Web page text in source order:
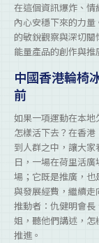
在這個資訊爆炸、
內心安穩下來的力
的敏銳觀察與深切
能量產品的創作與推
中國香港輪椅
前
如果一項運動在本
怎樣活下去？在香
到人群之中，讓大
日，一場在荷里活
場；它既是推廣，
與發展經費，繼續
推動者：仇健明會
姐，聽他們講述，
推進。